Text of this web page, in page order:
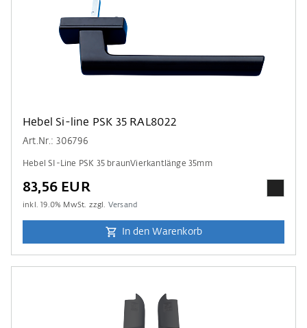
Hebel Si-line PSK 35 RAL8022
Art.Nr.: 306796
Hebel SI-Line PSK 35 braunVierkantlänge 35mm
83,56 EUR
inkl.19.0% MwSt. zzgl. Versand
In den Warenkorb